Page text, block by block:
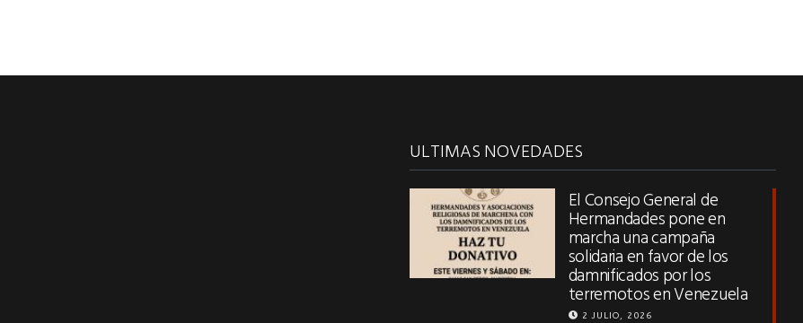
ULTIMAS NOVEDADES
El Consejo General de
Hermandades pone en
marcha una campaña
solidaria en favor de los
damnificados por los
terremotos en Venezuela
2 JULIO, 2026